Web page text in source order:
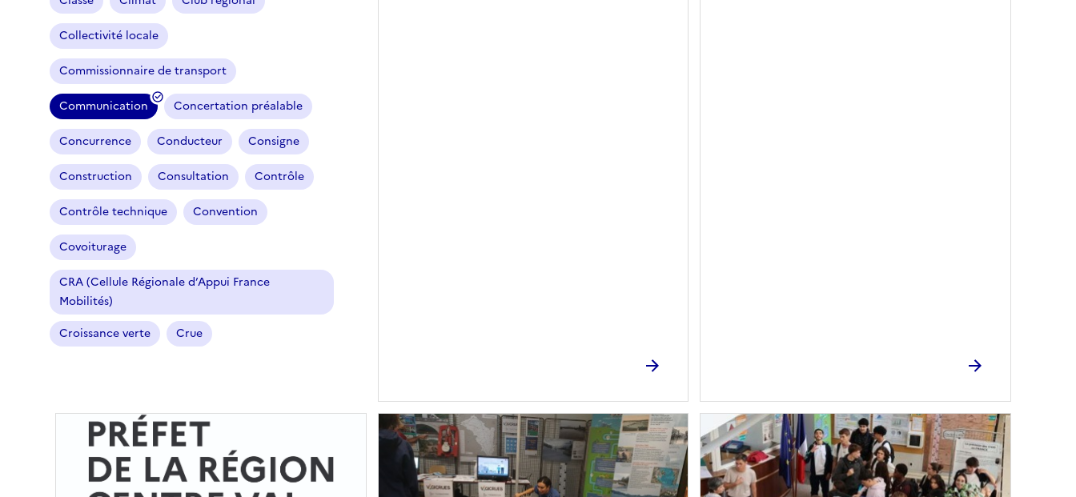
Collectivité locale
Commissionnaire de transport
Communication
(
f
i
l
t
r
e
s
é
l
e
c
t
n
é
)
Concertation préalable
Concurrence Conducteur Consigne
Construction Consultation Contrôle
Contrôle technique Convention
Covoiturage
CRA (Cellule Régionale d’Appui France
Mobilités)
Croissance verte
Crue